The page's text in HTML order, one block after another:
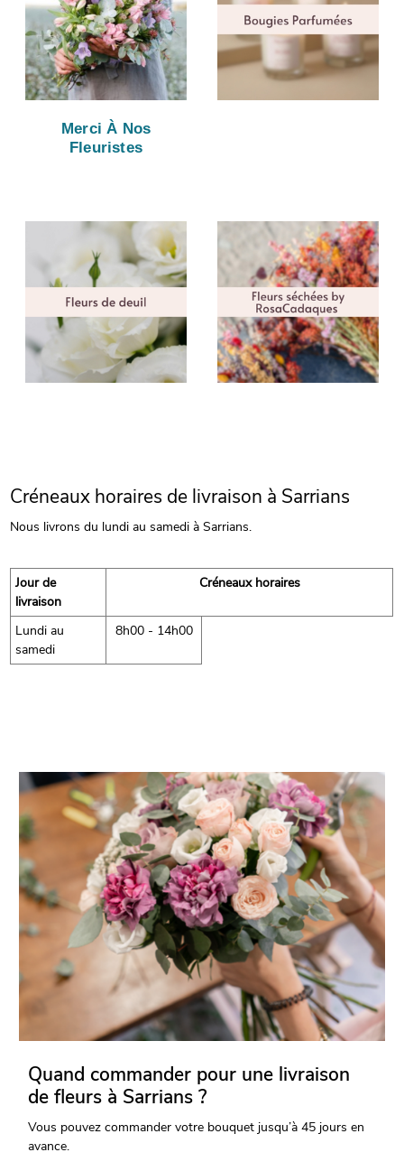
Merci À Nos
Fleuristes
Créneaux horaires de livraison à Sarrians
Nous livrons du lundi au samedi à Sarrians.
Jour de
livraison
Créneaux horaires
Lundi au
samedi
8h00 - 14h00
Quand commander pour une livraison
de fleurs à Sarrians ?
Vous pouvez commander votre bouquet jusqu’à 45 jours en
avance.